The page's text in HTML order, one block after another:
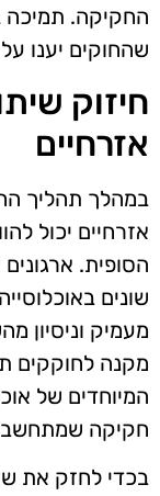
החקיקה. תמיכה
שהחוקים יענו
חיזוק
אזרחיים
במהלך תהליך
אזרחיים יכול
הסופית.
שונים
מעמיק וניסיון
מקנה לחוקקים
המיוחדים של
חקיקה
בכדי לחזק את